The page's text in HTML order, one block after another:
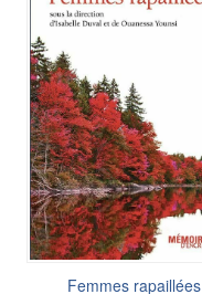
Femmes rapaillées